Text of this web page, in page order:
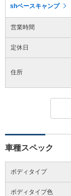
shベースキャンプ
営業時間
定休日
住所
車種スペック
ボディタイプ
ボディタイプ色